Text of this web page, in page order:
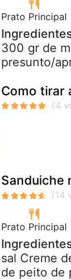
Prato Principal
300 gr de
presunto/
Como tirar
Sanduiche
Prato Principal
sal Creme
de peito de